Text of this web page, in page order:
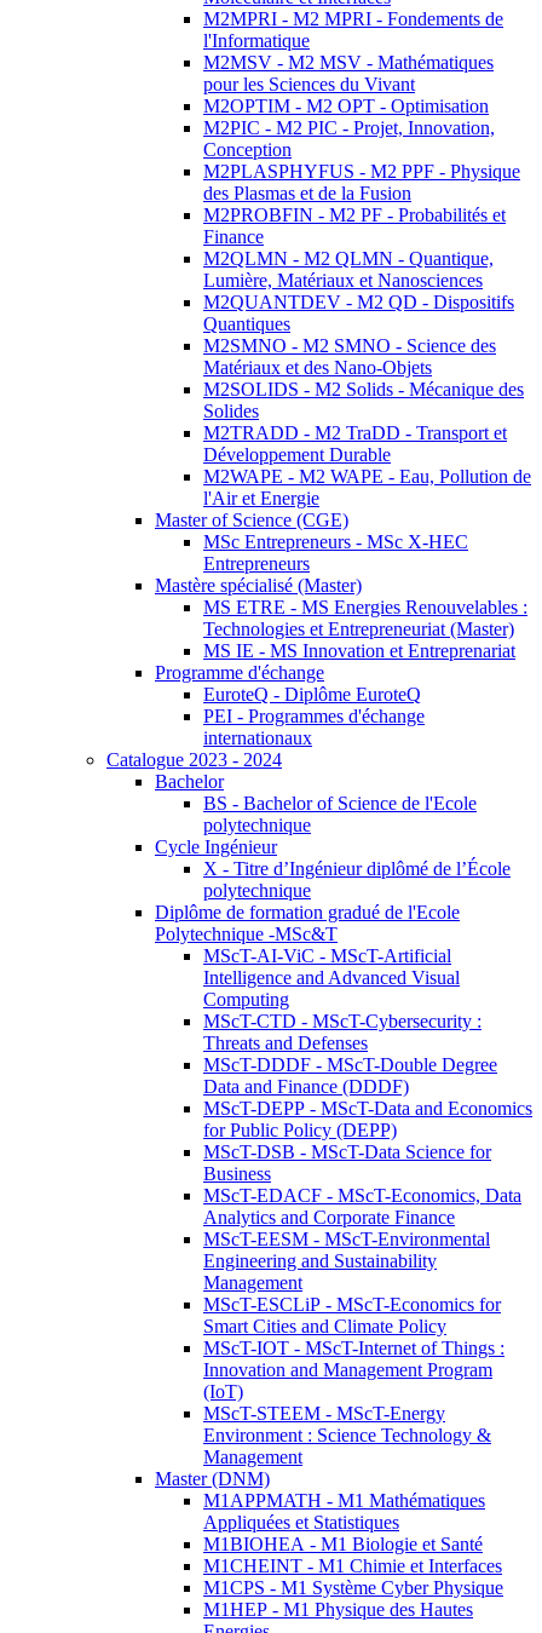
M2MPRI - M2 MPRI - Fondements de
l'Informatique
M2MSV - M2 MSV - Mathématiques
pour les Sciences du Vivant
M2OPTIM - M2 OPT - Optimisation
M2PIC - M2 PIC - Projet, Innovation,
Conception
M2PLASPHYFUS - M2 PPF - Physique
des Plasmas et de la Fusion
M2PROBFIN - M2 PF - Probabilités et
Finance
M2QLMN - M2 QLMN - Quantique,
Lumière, Matériaux et Nanosciences
M2QUANTDEV - M2 QD - Dispositifs
Quantiques
M2SMNO - M2 SMNO - Science des
Matériaux et des Nano-Objets
M2SOLIDS - M2 Solids - Mécanique des
Solides
M2TRADD - M2 TraDD - Transport et
Développement Durable
M2WAPE - M2 WAPE - Eau, Pollution de
l'Air et Energie
Master of Science (CGE)
MSc Entrepreneurs - MSc X-HEC
Entrepreneurs
Mastère spécialisé (Master)
MS ETRE - MS Energies Renouvelables :
Technologies et Entrepreneuriat (Master)
MS IE - MS Innovation et Entreprenariat
Programme d'échange
EuroteQ - Diplôme EuroteQ
PEI - Programmes d'échange
internationaux
Catalogue 2023 - 2024
Bachelor
BS - Bachelor of Science de l'Ecole
polytechnique
Cycle Ingénieur
X - Titre d’Ingénieur diplômé de l’École
polytechnique
Diplôme de formation gradué de l'Ecole
Polytechnique -MSc&T
MScT-AI-ViC - MScT-Artificial
Intelligence and Advanced Visual
Computing
MScT-CTD - MScT-Cybersecurity :
Threats and Defenses
MScT-DDDF - MScT-Double Degree
Data and Finance (DDDF)
MScT-DEPP - MScT-Data and Economics
for Public Policy (DEPP)
MScT-DSB - MScT-Data Science for
Business
MScT-EDACF - MScT-Economics, Data
Analytics and Corporate Finance
MScT-EESM - MScT-Environmental
Engineering and Sustainability
Management
MScT-ESCLiP - MScT-Economics for
Smart Cities and Climate Policy
MScT-IOT - MScT-Internet of Things :
Innovation and Management Program
(IoT)
MScT-STEEM - MScT-Energy
Environment : Science Technology &
Management
Master (DNM)
M1APPMATH - M1 Mathématiques
Appliquées et Statistiques
M1BIOHEA - M1 Biologie et Santé
M1CHEINT - M1 Chimie et Interfaces
M1CPS - M1 Système Cyber Physique
M1HEP - M1 Physique des Hautes